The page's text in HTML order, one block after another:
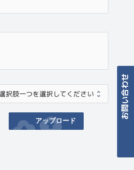
cloud_upload
アップロード